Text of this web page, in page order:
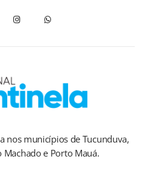
nos municípios de Tucunduva,
Machado e Porto Mauá.